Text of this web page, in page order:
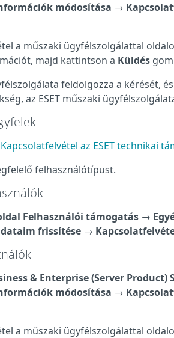
módosítása →
a műszaki ügyfélszolgálattal
majd kattintson a Küldés
feldolgozza a kérését,
az ESET műszaki
Kapcsolatfelvétel az ESET technikai
felhasználótípust.
Felhasználói támogatás →
frissítése →
& Enterprise (Server Product)
módosítása →
a műszaki ügyfélszolgálattal